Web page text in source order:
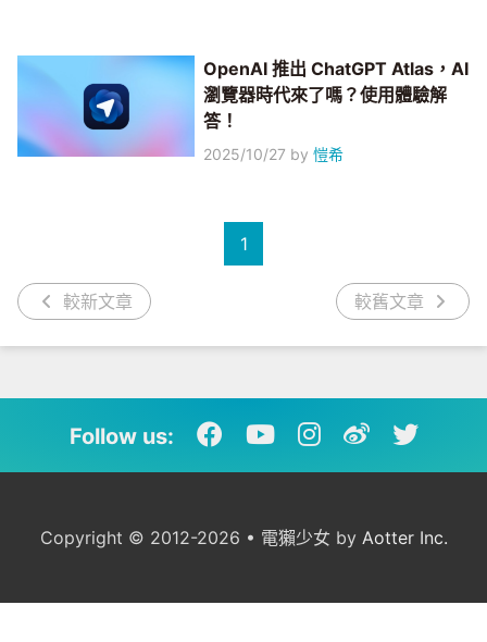
OpenAI 推出 ChatGPT Atlas，AI
瀏覽器時代來了嗎？使用體驗解
答！
2025/10/27 by愷希
較新文章
1
較舊文章
Follow us:
Copyright © 2012-2026 • 電獺少女 by Aotter Inc.